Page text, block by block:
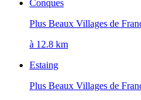
Conques
Plus Beaux Villages de
à 12.8 km
Estaing
Plus Beaux Villages de